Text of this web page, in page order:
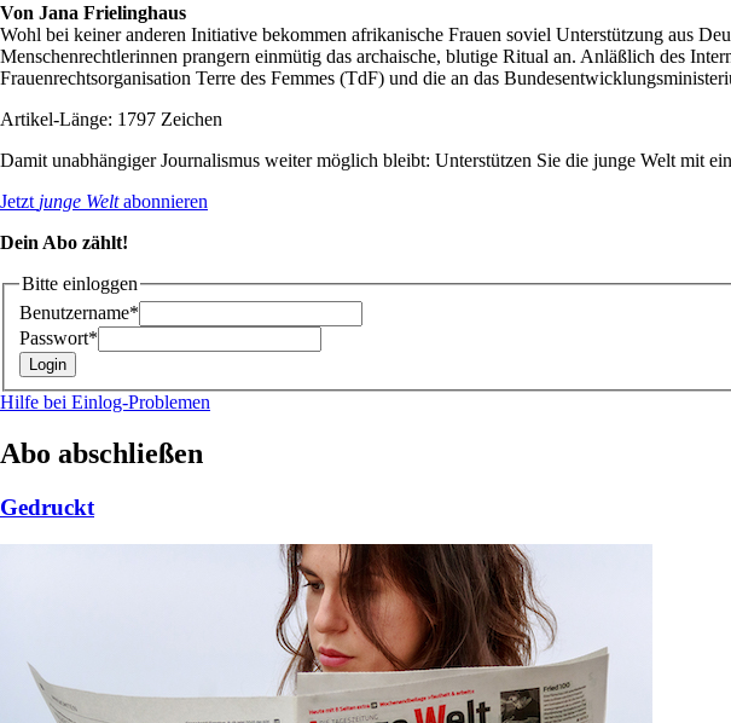
Von Jana Frielinghaus
Wohl bei keiner anderen Initiative bekommen afrikanische Frauen soviel Unterstützung aus
Menschenrechtlerinnen prangern einmütig das archaische, blutige Ritual an. Anläßlich des
Frauenrechtsorganisation Terre des Femmes (TdF) und die an das
Artikel-Länge: 1797 Zeichen
Damit unabhängiger Journalismus weiter möglich bleibt: Unterstützen Sie die junge Welt mit
Jetzt junge Weltabonnieren
Dein Abo zählt!
Bitte einloggen
Benutzername*
Passwort*
Hilfe bei Einlog-Problemen
Abo abschließen
Gedruckt